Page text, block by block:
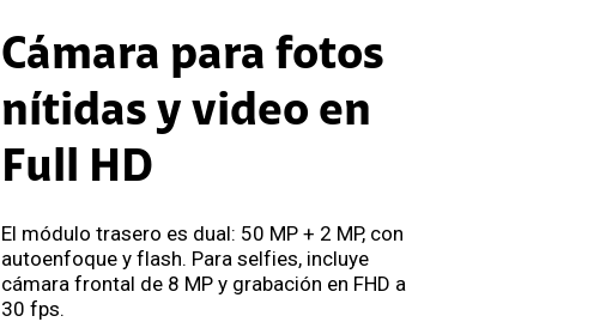
Cámara para fotos
nítidas y video en
Full HD
El módulo trasero es dual: 50 MP + 2 MP, con
autoenfoque y flash. Para selfies, incluye
cámara frontal de 8 MP y grabación en FHD a
30 fps.